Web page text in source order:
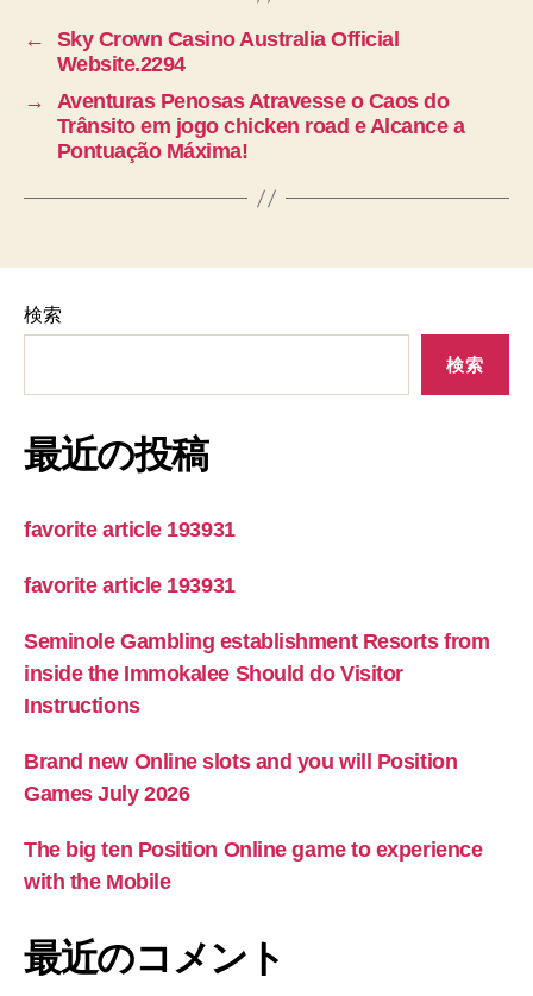
←
Sky Crown Casino Australia Official
Website.2294
→
Aventuras Penosas Atravesse o Caos do
Trânsito em jogo chicken road e Alcance a
Pontuação Máxima!
検索
検索
最近の投稿
favorite article 193931
favorite article 193931
Seminole Gambling establishment Resorts from
inside the Immokalee Should do Visitor
Instructions
Brand new Online slots and you will Position
Games July 2026
The big ten Position Online game to experience
with the Mobile
最近のコメント